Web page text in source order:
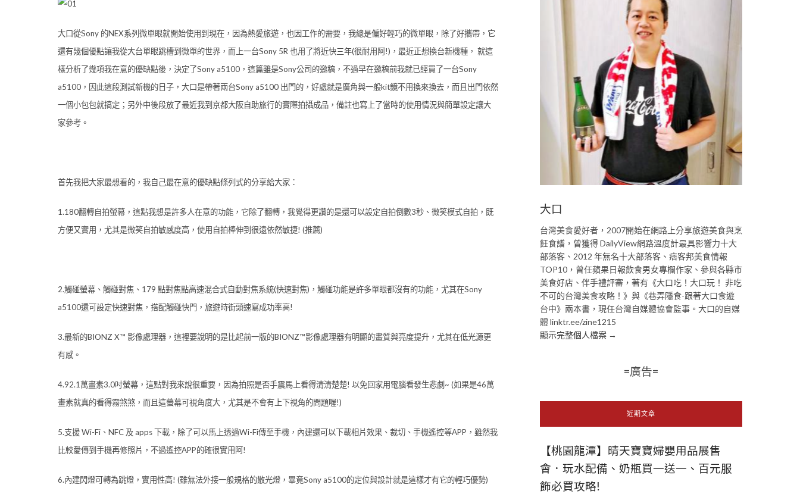
大口從Sony 的NEX系列微單眼就開始使用到現在，因為熱愛旅遊，也因工作的需要，我總是偏好輕巧的微單眼，除了好攜帶，它
還有幾個優點讓我從大台單眼跳槽到微單的世界，而上一台Sony 5R 也用了將近快三年(很耐用阿!)，最近正想換台新機種， 就這
樣分析了幾項我在意的優缺點後，決定了Sony a5100，這篇雖是Sony公司的邀稿，不過早在邀稿前我就已經買了一台Sony
a5100，因此這段測試新機的日子，大口是帶著兩台Sony a5100 出門的，好處就是廣角與一般kit鏡不用換來換去，而且出門依然
一個小包包就搞定；另外中後段放了最近我到京都大阪自助旅行的實際拍攝成品，備註也寫上了當時的使用情況與簡單設定讓大
家參考。
首先我把大家最想看的，我自己最在意的優缺點條列式的分享給大家：
1.180翻轉自拍螢幕，這點我想是許多人在意的功能，它除了翻轉，我覺得更讚的是還可以設定自拍倒數3秒、微笑模式自拍，既
方便又實用，尤其是微笑自拍敏感度高，使用自拍棒伸到很遠依然敏捷! (推薦)
2.觸碰螢幕、觸碰對焦、179 點對焦點高速混合式自動對焦系統(快速對焦)，觸碰功能是許多單眼都沒有的功能，尤其在Sony
a5100還可設定快速對焦，搭配觸碰快門，旅遊時街頭速寫成功率高!
3.最新的BIONZ X™ 影像處理器，這裡要說明的是比起前一版的BIONZ™影像處理器有明顯的畫質與亮度提升，尤其在低光源更
有感。
4.92.1萬畫素3.0吋螢幕，這點對我來說很重要，因為拍照是否手震馬上看得清清楚楚! 以免回家用電腦看發生悲劇~ (如果是46萬
畫素就真的看得霧煞煞，而且這螢幕可視角度大，尤其是不會有上下視角的問題喔!)
5.支援 Wi-Fi、NFC 及 apps 下載，除了可以馬上透過Wi-Fi傳至手機，內建還可以下載相片效果、裁切、手機遙控等APP，雖然我
比較愛傳到手機再修照片，不過遙控APP的確很實用阿!
6.內建閃燈可轉為跳燈，實用性高! (雖無法外接一般規格的散光燈，畢竟Sony a5100的定位與設計就是這樣才有它的輕巧優勢)
大口
台灣美食愛好者，2007開始在網路上分享旅遊美食與烹
飪食譜，曾獲得 DailyView網路溫度計最具影響力十大
部落客、2012 年無名十大部落客、痞客邦美食情報
TOP10，曾任蘋果日報飲食男女專欄作家、參與各縣市
美食好店、伴手禮評審，著有《大口吃！大口玩！ 非吃
不可的台灣美食攻略！》與《巷弄隱食-跟著大口食遊
台中》兩本書，現任台灣自媒體協會監事。大口的自媒
體 linktr.ee/zine1215
顯示完整個人檔案 →
=廣告=
近期文章
【桃園龍潭】晴天寶寶婦嬰用品展售
會．玩水配備、奶瓶買一送一、百元服
飾必買攻略!